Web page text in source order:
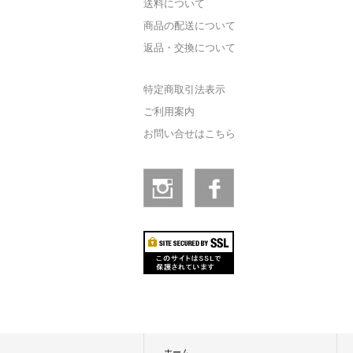
送料について
商品の配送について
返品・交換について
特定商取引法表示
ご利用案内
お問い合せはこちら